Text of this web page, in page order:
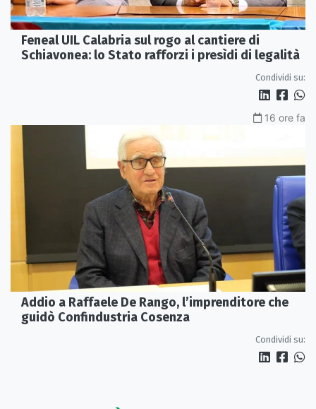
Feneal UIL Calabria sul rogo al cantiere di
Schiavonea: lo Stato rafforzi i presìdi di legalità
Condividi su:
16 ore fa
Addio a Raffaele De Rango, l’imprenditore che
guidò Confindustria Cosenza
Condividi su: